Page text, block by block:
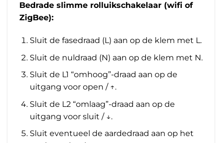
Bedrade slimme rolluikschakelaar (wifi of
ZigBee):
Sluit de fasedraad (L) aan op de klem met L.
Sluit de nuldraad (N) aan op de klem met N.
Sluit de L1 “omhoog”-draad aan op de
uitgang voor open / ↑.
Sluit de L2 “omlaag”-draad aan op de
uitgang voor sluit / ↓.
Sluit eventueel de aardedraad aan op het